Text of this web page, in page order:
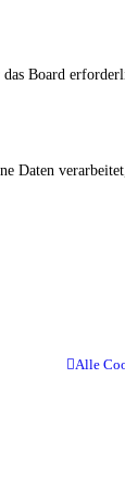
Board
Daten
Alle